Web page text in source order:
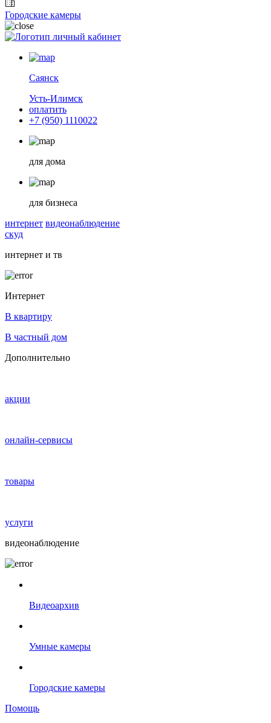
Городские камеры
личный кабинет
Саянск
Усть-Илимск
оплатить
+7 (950) 1110022
для дома
для бизнеса
интернет видеонаблюдение
скуд
интернет и тв
Интернет
В квартиру
В частный дом
Дополнительно
акции
онлайн-сервисы
товары
услуги
видеонаблюдение
Видеоархив
Умные камеры
Городские камеры
Помощь